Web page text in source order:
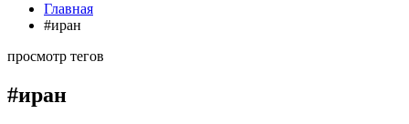
Главная
#иран
просмотр тегов
#иран